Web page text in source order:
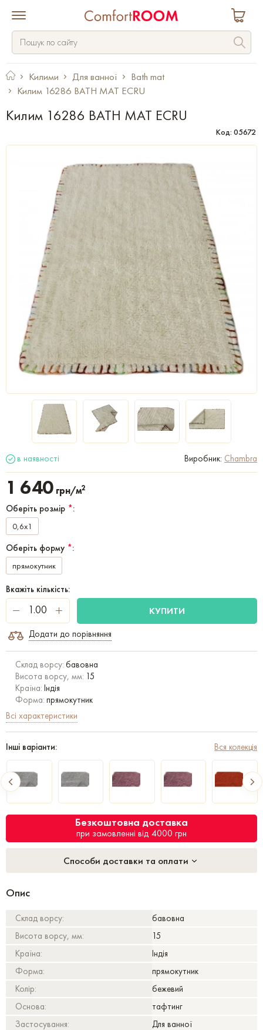
Килими Для ванної
Bath mat
Килим 16286 BATH MAT ECRU
Килим 16286 BATH MAT ECRU
Код: 05672
в наявності Виробник: Chambra
1 640 грн/м2
Оберіть розмір *:
0,6x1
Оберіть форму *:
прямокутник
Вкажіть кількість:
КУПИТИ
Додати до порівняння
Склад ворсу: бавовна
Висота ворсу, мм: 15
Країна: Індія
Форма: прямокутник
Всі характеристики
Інші варіанти: Вся колекція
Безкоштовна доставка
при замовленні від 4000 грн
Способи доставки та оплати
Опис
Склад ворсу:
бавовна
Висота ворсу, мм:
15
Країна:
Індія
Форма:
прямокутник
Колір:
бежевий
Основа:
тафтинг
Застосування:
Для ванної